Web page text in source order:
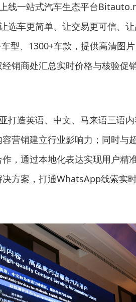
线一站式汽车生态平台
车更简单、让交易更可信、
型、1300+车款，提供高清图
销商处汇总实时价格与核验促
打造英语、中文、马来语三语
营销建立行业影响力；同时与
，通过本地化表达实现用户精
方案，打通WhatsApp线索实